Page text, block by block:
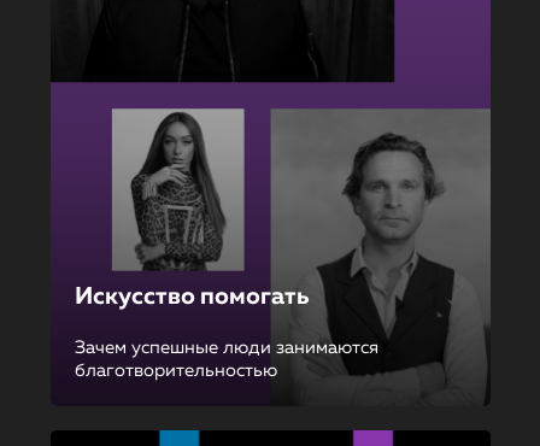
Искусство помогать
Зачем успешные люди занимаются
благотворительностью